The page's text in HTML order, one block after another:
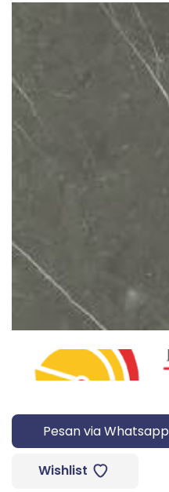
Pesan via Whatsapp
Wishlist